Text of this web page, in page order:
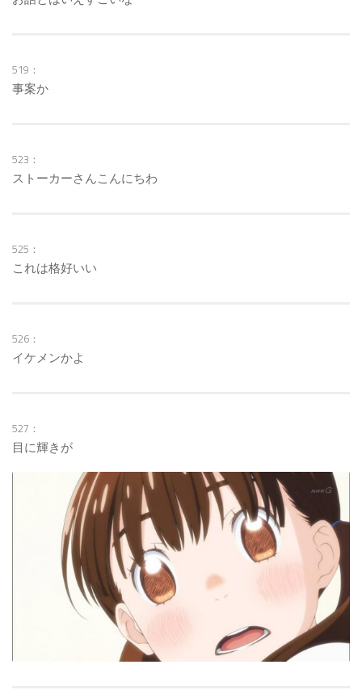
519：
事案か
523：
ストーカーさんこんにちわ
525：
これは格好いい
526：
イケメンかよ
527：
目に輝きが